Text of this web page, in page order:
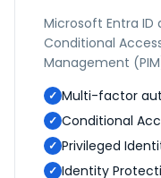
Microsoft Entra ID
Conditional
Management
✓ Multi-factor
✓ Conditional
✓ Privileged
✓ Identity